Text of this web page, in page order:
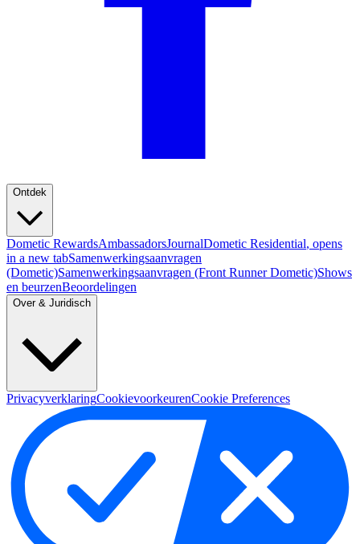
Ontdek
Dometic RewardsAmbassadorsJournalDometic Residential, opens
in a new tabSamenwerkingsaanvragen
(Dometic)Samenwerkingsaanvragen (Front Runner Dometic)Shows
en beurzenBeoordelingen
Over & Juridisch
PrivacyverklaringCookievoorkeurenCookie Preferences